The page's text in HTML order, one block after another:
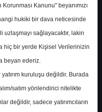
1Kanunu" beyanımızı
hukiki bir dava neticesinde
sağlayacaktır, lakin
hiç bir yerde Kişisel Verilerinizin
beyan ederiz.
kuruluşu değildir. Burada
satım yönlendirici nitelikte
değildir, sadece yatırımcıların